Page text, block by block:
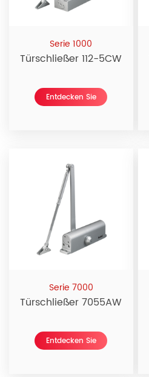
Serie 1000
Türschließer 112-5CW
Entdecken Sie
Serie 7000
Türschließer 7055AW
Entdecken Sie